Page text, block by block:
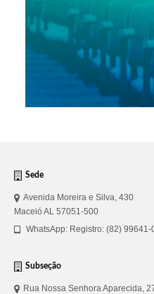
NEP
Sede
Avenida Moreira e Silva, 430
Maceió AL 57051-500
WhatsApp: Registro: (82)
Subseção
Rua Nossa Senhora Aparecida,